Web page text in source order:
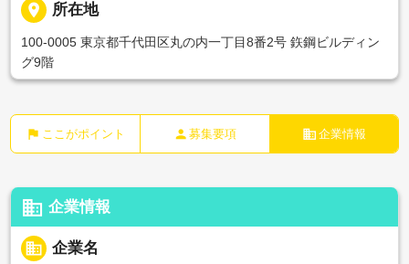
place 所在地
100-0005 東京都千代田区丸の内一丁目8番2号 鉃鋼ビルディン
グ9階
flag ここがポイント person 募集要項 business 企業情報
business 企業情報
business 企業名